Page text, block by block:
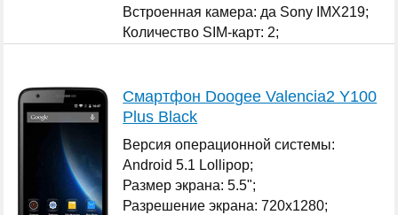
Встроенная камера: да Sony IMX219;
Количество SIM-карт: 2;
Смартфон Doogee Valencia2 Y100
Plus Black
Версия операционной системы:
Android 5.1 Lollipop;
Размер экрана: 5.5";
Разрешение экрана: 720x1280;